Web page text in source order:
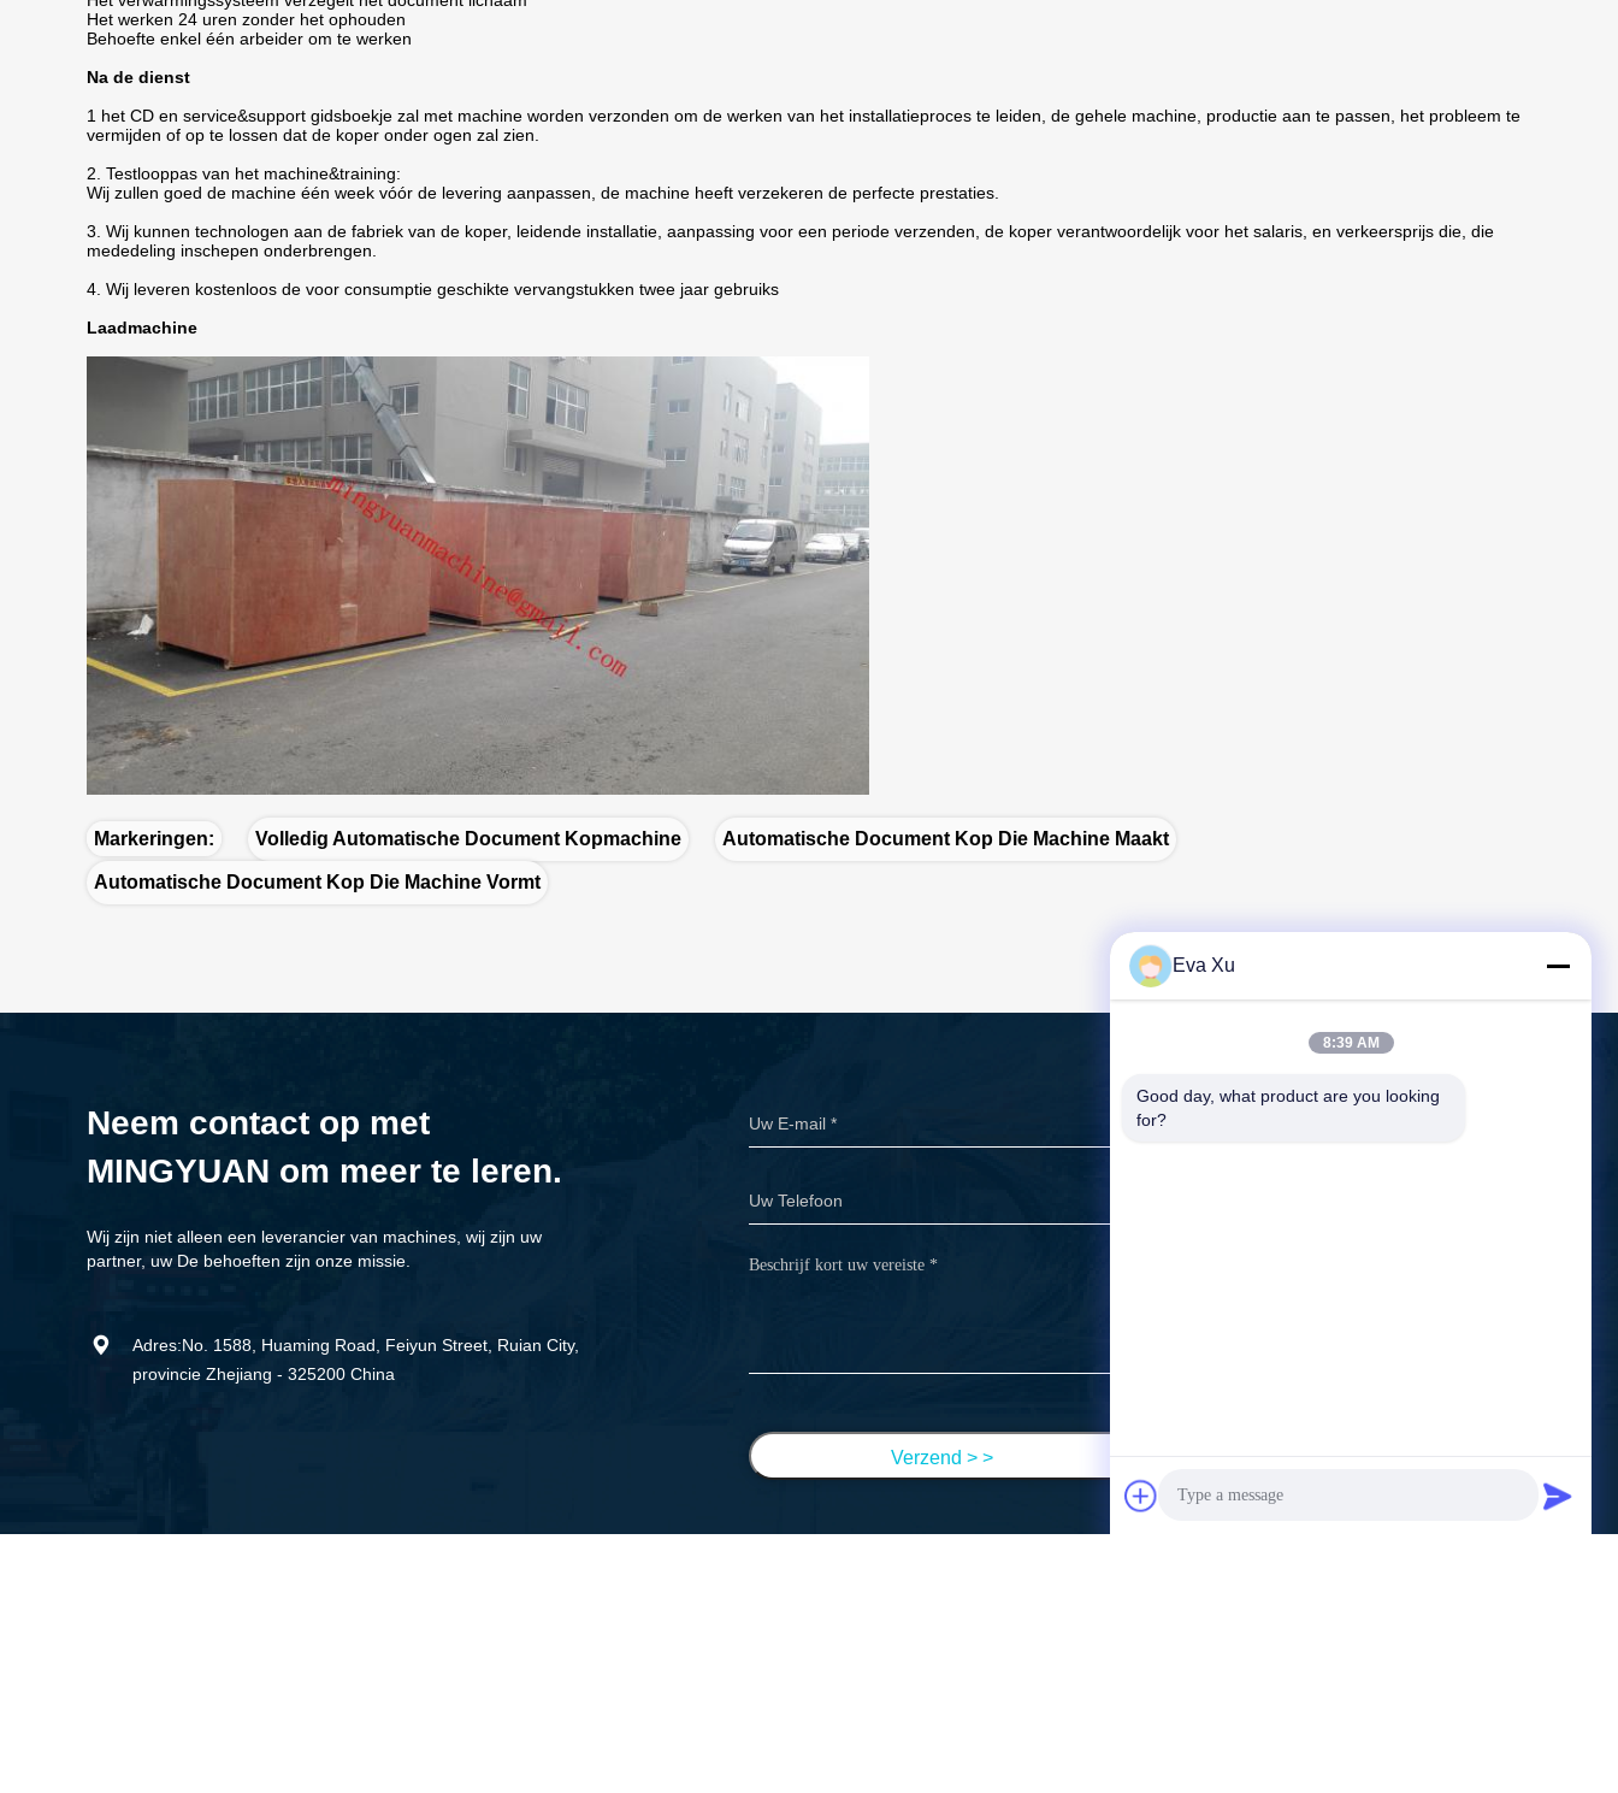
Het werken 24 uren zonder het ophouden
Behoefte enkel één arbeider om te werken
Na de dienst
1 het CD en service&support gidsboekje zal met machine worden verzonden om de werken van het installatieproces te leiden, de gehele machine, productie aan te passen, het probleem te
vermijden of op te lossen dat de koper onder ogen zal zien.
2. Testlooppas van het machine&training:
Wij zullen goed de machine één week vóór de levering aanpassen, de machine heeft verzekeren de perfecte prestaties.
3. Wij kunnen technologen aan de fabriek van de koper, leidende installatie, aanpassing voor een periode verzenden, de koper verantwoordelijk voor het salaris, en verkeersprijs die, die
mededeling inschepen onderbrengen.
4. Wij leveren kostenloos de voor consumptie geschikte vervangstukken twee jaar gebruiks
Laadmachine
Markeringen: Volledig Automatische Document Kopmachine Automatische Document Kop Die Machine Maakt
Automatische Document Kop Die Machine Vormt
Neem contact op met
MINGYUAN om meer te leren.
Wij zijn niet alleen een leverancier van machines, wij zijn uw
partner, uw De behoeften zijn onze missie.

Adres:No. 1588, Huaming Road, Feiyun Street, Ruian City,
provincie Zhejiang - 325200 China
Verzend > >
Eva Xu
8:39 AM
Good day, what product are you looking
for?